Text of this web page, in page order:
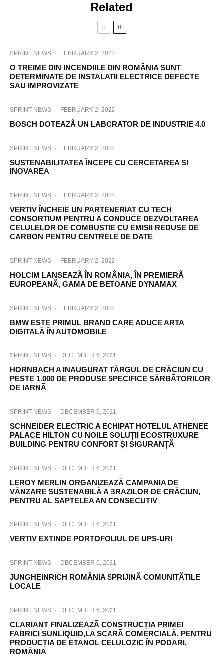
Related
SPRINT NEWS · FEBRUARY 2, 2022
O TREIME DIN INCENDIILE DIN ROMÂNIA SUNT
DETERMINATE DE INSTALATII ELECTRICE DEFECTE
SAU IMPROVIZATE
SPRINT NEWS · FEBRUARY 2, 2022
BOSCH DOTEAZÃ UN LABORATOR DE INDUSTRIE 4.0
SPRINT NEWS · FEBRUARY 2, 2022
SUSTENABILITATEA ÎNCEPE CU CERCETAREA SI
INOVAREA
SPRINT NEWS · FEBRUARY 2, 2022
VERTIV ÎNCHEIE UN PARTENERIAT CU TECH
CONSORTIUM PENTRU A CONDUCE DEZVOLTAREA
CELULELOR DE COMBUSTIE CU EMISII REDUSE DE
CARBON PENTRU CENTRELE DE DATE
SPRINT NEWS · FEBRUARY 2, 2022
HOLCIM LANSEAZÃ ÎN ROMÂNIA, ÎN PREMIERÃ
EUROPEANÃ, GAMA DE BETOANE DYNAMAX
SPRINT NEWS · FEBRUARY 2, 2022
BMW ESTE PRIMUL BRAND CARE ADUCE ARTA
DIGITALÃ ÎN AUTOMOBILE
SPRINT NEWS · DECEMBER 6, 2021
HORNBACH A INAUGURAT TÂRGUL DE CRÃCIUN CU
PESTE 1.000 DE PRODUSE SPECIFICE SÃRBÃTORILOR
DE IARNÃ
SPRINT NEWS · DECEMBER 6, 2021
SCHNEIDER ELECTRIC A ECHIPAT HOTELUL ATHENEE
PALACE HILTON CU NOILE SOLUȚII ECOSTRUXURE
BUILDING PENTRU CONFORT ȘI SIGURANȚÃ
SPRINT NEWS · DECEMBER 6, 2021
LEROY MERLIN ORGANIZEAZÃ CAMPANIA DE
VÂNZARE SUSTENABILÃ A BRAZILOR DE CRÃCIUN,
PENTRU AL SAPTELEA AN CONSECUTIV
SPRINT NEWS · DECEMBER 6, 2021
VERTIV EXTINDE PORTOFOLIUL DE UPS-URI
SPRINT NEWS · DECEMBER 6, 2021
JUNGHEINRICH ROMÂNIA SPRIJINÃ COMUNITÃTILE
LOCALE
SPRINT NEWS · DECEMBER 6, 2021
CLARIANT FINALIZEAZÃ CONSTRUCȚIA PRIMEI
FABRICI SUNLIQUID,LA SCARÃ COMERCIALÃ, PENTRU
PRODUCȚIA DE ETANOL CELULOZIC ÎN PODARI,
ROMÂNIA